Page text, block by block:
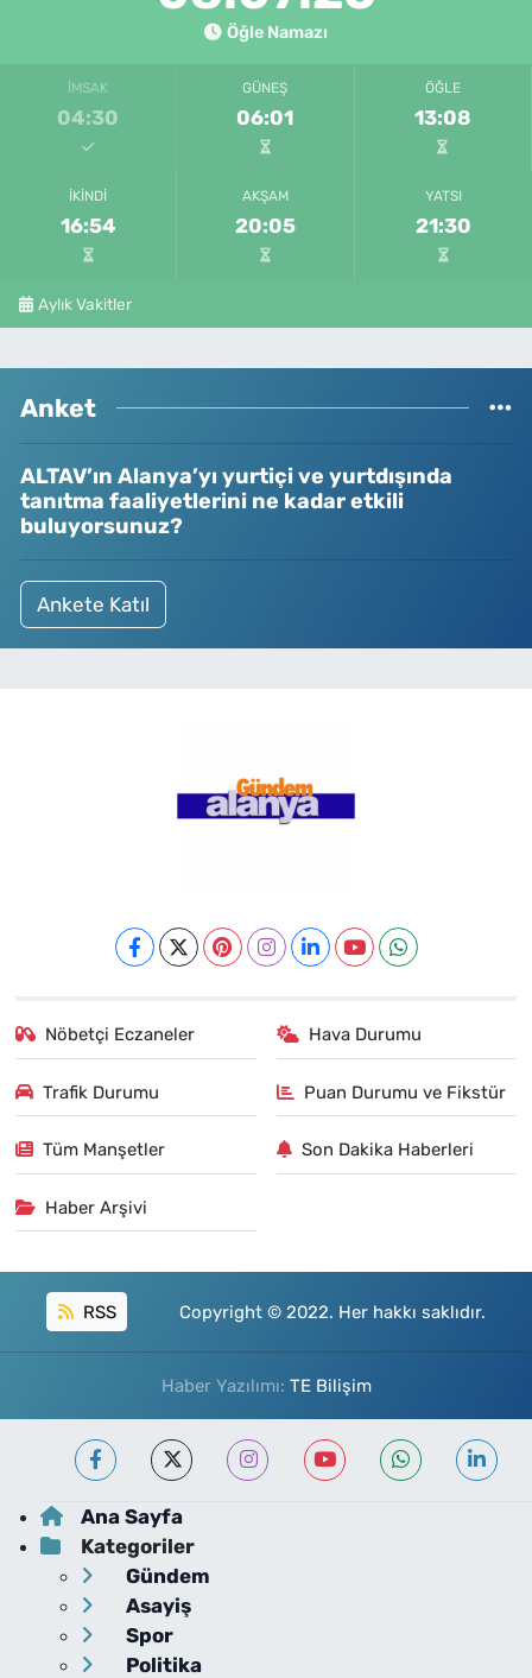
Öğle Namazı
İMSAK
04:30
GÜNEŞ
06:01
ÖĞLE
13:08
İKINDI
16:54
AKŞAM
20:05
YATSI
21:30
Aylık Vakitler
Anket
ALTAV’ın Alanya’yı yurtiçi ve yurtdışında
tanıtma faaliyetlerini ne kadar etkili
buluyorsunuz?
Ankete Katıl
Nöbetçi Eczaneler Hava Durumu
Trafik Durumu Puan Durumu ve Fikstür
Tüm Manşetler Son Dakika Haberleri
Haber Arşivi
RSS Copyright © 2022. Her hakkı saklıdır.
Haber Yazılımı: TE Bilişim
Ana Sayfa
Kategoriler
Gündem
Asayiş
Spor
Politika